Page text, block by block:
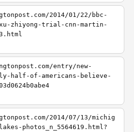
2014/01/22/bbc-
zhiyong-trial-cnn-martin-
entry/new-
half-of-americans-believe-
2014/07/13/michig
photos_n_5564619.html?